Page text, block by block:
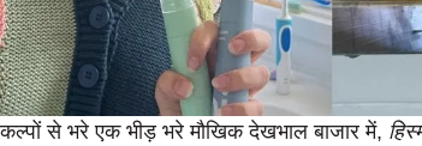
से भरे एक भीड़ भरे मौखिक देखभाल बाजार में,